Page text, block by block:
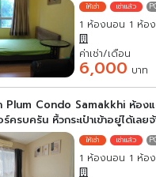
1 ห้องนอน 1 ห้อ
ค่าเช่า/เดือน
6,000 บาท
า Plum Condo Samakkhi ห้อง
ร์ครบครัน หิ้วกระเป๋าเข้าอยู่ได้เลยจ้
1 ห้องนอน 1 ห้อ